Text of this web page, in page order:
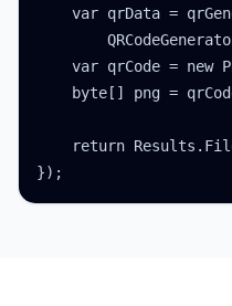
var qrData =
var qrCode = new
byte[] png =
return
});